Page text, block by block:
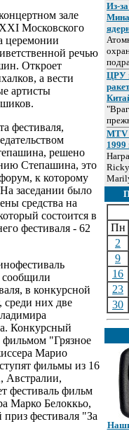
зале
Московского
церемонии
речью
Откроет
а вести
артисты
фестиваля,
решено
Степашина, это
к которому
На заседании было
средства на
состоится в
фестиваля - 62
в конкурсной
них две
Конкурсный
фильмом "Грязное
Марио
фильмы из 16
Австралии,
фестиваль фильм
Марко Белоккьо,
фестиваля "За
Из-
ЦРУ
MTV
1999
Пн
2
9
16
23
30